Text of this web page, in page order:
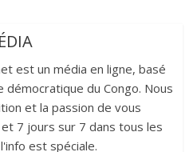
est un média en ligne, basé
démocratique du Congo. Nous
et la passion de vous
7 jours sur 7 dans tous les
est spéciale.